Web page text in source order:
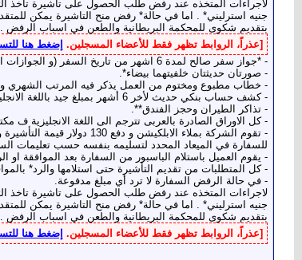
بتقديم شكوى للمحكمة البريطانية والطعن في اسباب الرفض .
[عذراً، الروابط تظهر فقط للأعضاء المسجلين. إضغط هنا
- *جواز سفر صالح لمدة 6 اشهر من تاريخ السفر (و الجوازات السفر السابقة.
- صورتان حديثتان خلفيتهما بيضاء*.
- خطاب مطبوع ومختوم من العمل يذكر فيه المرتب الشهري
- كشف حساب بنكي حديث لأخر 6 أشهر بمبلغ جيد باللغة الانجليزية مختوم عند كل صفحة ولا* يجوز طبعه قبل اكثر من 7 ايام قبل تقديم الطلب على التأشيرة.
- تذاكر الطيران وحجز الفندق**.
- كل الاوراق الصادرة بالعربى تترجم الى اللغة الانجليزية
للسفارة في الميعاد المحدد لتسليمه بنفسه حسب تعليمات
- يقوم العميل باستلام الباسبور من السفارة بعد الموافقة او الرفض من 15 الى 20 يوم
- كل المتطلبات من تقديم التأشيرة حتى استلامها والرد*
- في حالة الرفض السفارة لا ترد أي مبلغ مدفوعة.
بتقديم شكوى للمحكمة البريطانية والطعن في اسباب الرفض .
[عذراً، الروابط تظهر فقط للأعضاء المسجلين. إضغط هنا